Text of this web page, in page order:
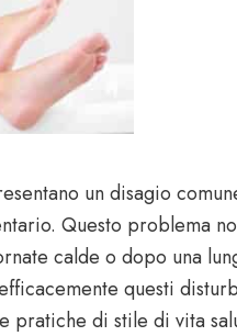
un disagio
Questo problema
calde o dopo una
questi
di stile di vita